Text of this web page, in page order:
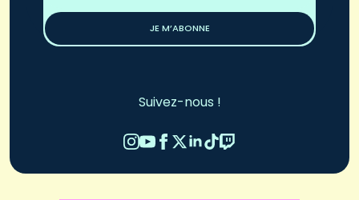
JE M’ABONNE
Suivez-nous !